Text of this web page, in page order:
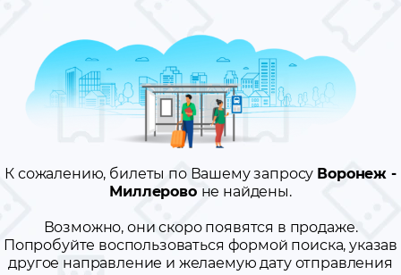
К сожалению, билеты по Вашему запросу Воронеж -
Миллерово не найдены.
Возможно, они скоро появятся в продаже.
Попробуйте воспользоваться формой поиска, указав
другое направление и желаемую дату отправления